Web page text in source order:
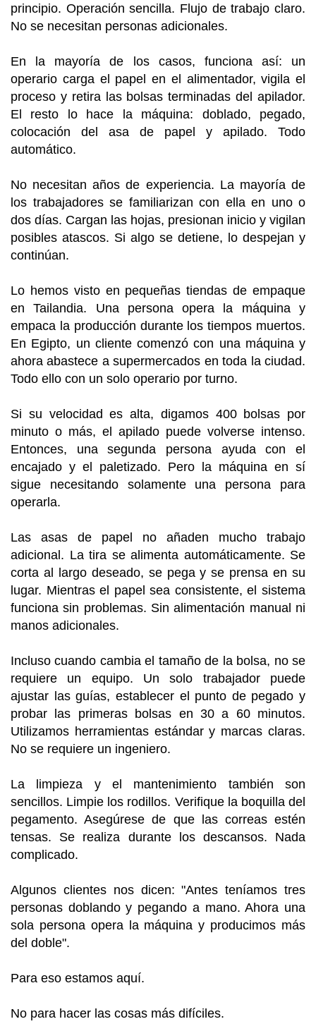
principio. Operación sencilla. Flujo de trabajo claro.
No se necesitan personas adicionales.
En la mayoría de los casos, funciona así: un
operario carga el papel en el alimentador, vigila el
proceso y retira las bolsas terminadas del apilador.
El resto lo hace la máquina: doblado, pegado,
colocación del asa de papel y apilado. Todo
automático.
No necesitan años de experiencia. La mayoría de
los trabajadores se familiarizan con ella en uno o
dos días. Cargan las hojas, presionan inicio y vigilan
posibles atascos. Si algo se detiene, lo despejan y
continúan.
Lo hemos visto en pequeñas tiendas de empaque
en Tailandia. Una persona opera la máquina y
empaca la producción durante los tiempos muertos.
En Egipto, un cliente comenzó con una máquina y
ahora abastece a supermercados en toda la ciudad.
Todo ello con un solo operario por turno.
Si su velocidad es alta, digamos 400 bolsas por
minuto o más, el apilado puede volverse intenso.
Entonces, una segunda persona ayuda con el
encajado y el paletizado. Pero la máquina en sí
sigue necesitando solamente una persona para
operarla.
Las asas de papel no añaden mucho trabajo
adicional. La tira se alimenta automáticamente. Se
corta al largo deseado, se pega y se prensa en su
lugar. Mientras el papel sea consistente, el sistema
funciona sin problemas. Sin alimentación manual ni
manos adicionales.
Incluso cuando cambia el tamaño de la bolsa, no se
requiere un equipo. Un solo trabajador puede
ajustar las guías, establecer el punto de pegado y
probar las primeras bolsas en 30 a 60 minutos.
Utilizamos herramientas estándar y marcas claras.
No se requiere un ingeniero.
La limpieza y el mantenimiento también son
sencillos. Limpie los rodillos. Verifique la boquilla del
pegamento. Asegúrese de que las correas estén
tensas. Se realiza durante los descansos. Nada
complicado.
Algunos clientes nos dicen: "Antes teníamos tres
personas doblando y pegando a mano. Ahora una
sola persona opera la máquina y producimos más
del doble".
Para eso estamos aquí.
No para hacer las cosas más difíciles.